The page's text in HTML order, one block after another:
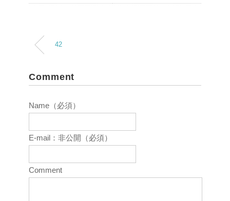
42
Comment
Name（必須）
E-mail：非公開（必須）
Comment